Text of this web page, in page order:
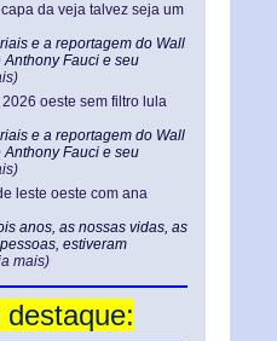
da veja talvez seja um
e a reportagem do Wall
Fauci e seu
oeste sem filtro lula
e a reportagem do Wall
Fauci e seu
leste oeste com ana
anos, as nossas vidas, as
estiveram
mais)